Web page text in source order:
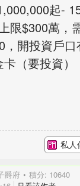
起-
限$300萬，
，開投資戶
（要投資）
私人
爵府 積分: 10640